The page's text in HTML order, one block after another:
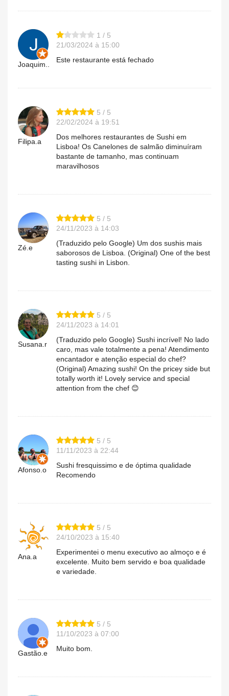
Joaquim..
1 / 5
21/03/2024 à 15:00
Este restaurante está fechado
Filipa.a
5 / 5
22/02/2024 à 19:51
Dos melhores restaurantes de Sushi em
Lisboa! Os Canelones de salmão diminuíram
bastante de tamanho, mas continuam
maravilhosos
Zé.e
5 / 5
24/11/2023 à 14:03
(Traduzido pelo Google) Um dos sushis mais
saborosos de Lisboa. (Original) One of the best
tasting sushi in Lisbon.
Susana.r
5 / 5
24/11/2023 à 14:01
(Traduzido pelo Google) Sushi incrível! No lado
caro, mas vale totalmente a pena! Atendimento
encantador e atenção especial do chef?
(Original) Amazing sushi! On the pricey side but
totally worth it! Lovely service and special
attention from the chef 😊
Afonso.o
5 / 5
11/11/2023 à 22:44
Sushi fresquissimo e de óptima qualidade
Recomendo
Ana.a
5 / 5
24/10/2023 à 15:40
Experimentei o menu executivo ao almoço e é
excelente. Muito bem servido e boa qualidade
e variedade.
Gastão.e
5 / 5
11/10/2023 à 07:00
Muito bom.